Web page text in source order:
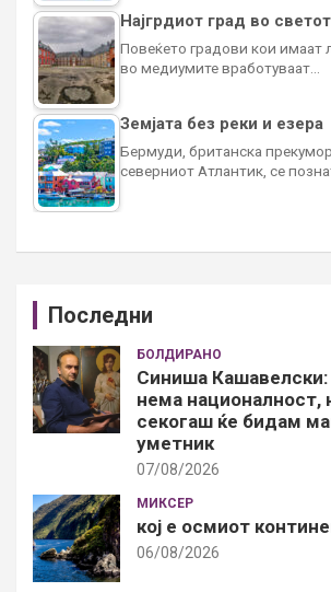
Најгрдиот град во светот
Повеќето градови кои имаат
во медиумите вработуваат…
Земјата без реки и езера
Бермуди, британска
северниот Атлантик, се
Последни
БОЛДИРАНО
Синиша
нема националност,
секогаш ќе бидам
уметник
07/08/2026
МИКСЕР
кој е осмиот
06/08/2026